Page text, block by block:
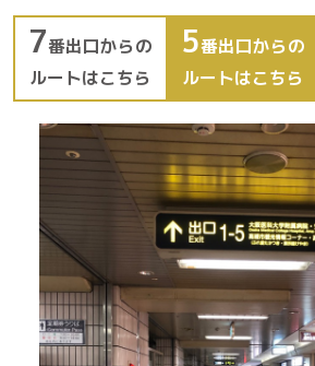
7番出口からの
ルートはこちら
5番出口からの
ルートはこちら